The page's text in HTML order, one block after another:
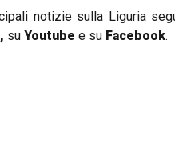
notizie sulla Liguria
, su Youtube e su Facebook.